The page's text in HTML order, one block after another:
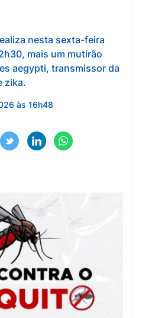
nesta sexta-feira
mais um mutirão
aegypti, transmissor da
zika.
às 16h48